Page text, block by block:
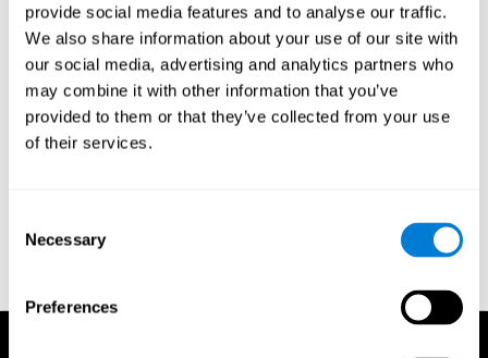
provide social media features and to analyse our traffic.
We also share information about your use of our site with
our social media, advertising and analytics partners who
may combine it with other information that you’ve
provided to them or that they’ve collected from your use
of their services.
Selection
Necessary
Preferences
آمنة وثابتة (بدون إهتزاز), وإستخدام أحزمة الأمان والخوذات وتخزين
الأسلحة النارية والرصاص في مكان بعيد, وتأثير الكحول, ووضع بساط
لعدم الإنزلاق, ووضع حواجز للدرج للأطفال الصغار.
إعادة التأهيل ضروري دائما, وخاصة في حالة إصابة كبيرة للدماغ. فريق
عمل إعادة التأهيل قد يشمل أطباء أو ممرضات مختصين في علم
النفس العصبي, وطب إعادة التأهيل, في الكلام واللغة, والعلاج
إلى عندما يكون الضرر المعرفي منتشر (داخل مناطق واسعة في
الدماغ), يشار إلى إستخدام برامج متعددة المجالات لتدريب الدماغ, التي